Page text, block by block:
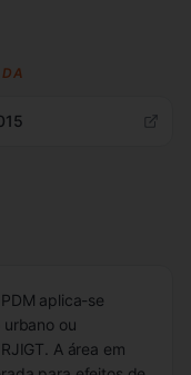
aplica-se
ou
A área em